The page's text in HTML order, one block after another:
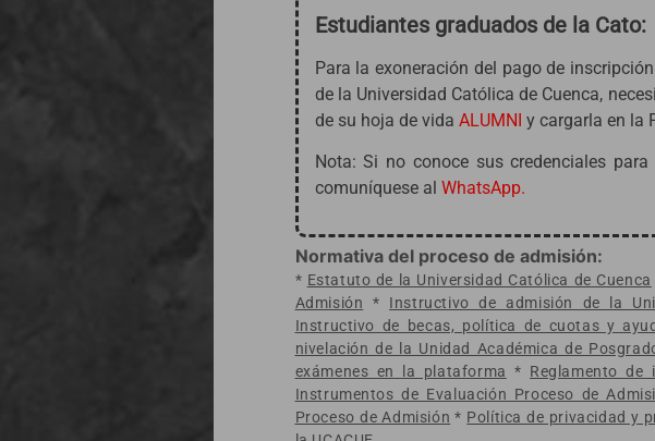
Estudiantes graduados de la Cato:
Para la exoneración del pago de
de la Universidad Católica de Cuenca,
de su hoja de vida ALUMNI y cargarla en la
Nota: Si no conoce sus credenciales
comuníquese al WhatsApp.
Normativa del proceso de admisión:
* Estatuto de la Universidad Católica de Cuenca
Admisión * Instructivo de admisión de la
Instructivo de becas, política de cuotas y
nivelación de la Unidad Académica de
exámenes en la plataforma * Reglamento de
Instrumentos de Evaluación Proceso de
Proceso de Admisión * Política de privacidad y